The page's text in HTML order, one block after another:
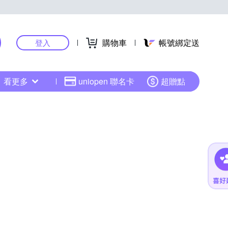
登入 購物車 帳號綁定送
看更多 uniopen 聯名卡 超贈點